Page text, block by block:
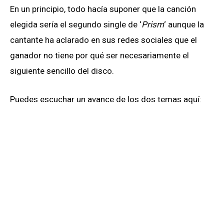
En un principio, todo hacía suponer que la canción
elegida sería el segundo single de ‘Prism‘ aunque la
cantante ha aclarado en sus redes sociales que el
ganador no tiene por qué ser necesariamente el
siguiente sencillo del disco.
Puedes escuchar un avance de los dos temas aquí: